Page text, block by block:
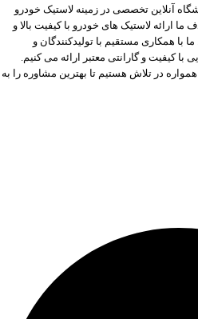
آنلاین تخصصی در زمینه لاستیک خودرو
شد. هدف ما ارائه لاستیک های خودرو با کیفیت بالا و
همکاری مستقیم با تولیدکنندگان و
با کیفیت و گارانتی معتبر ارائه می کنیم.
در تلاش هستیم تا بهترین مشاوره را به